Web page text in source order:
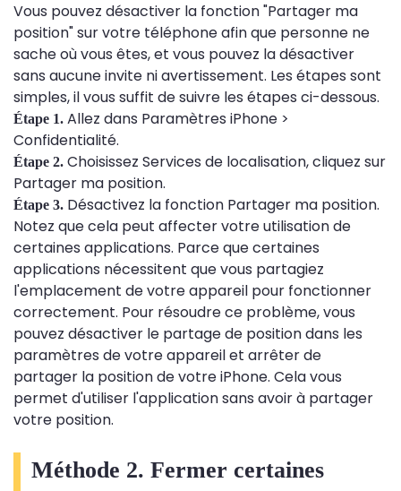
Vous pouvez désactiver la fonction "Partager ma
position" sur votre téléphone afin que personne ne
sache où vous êtes, et vous pouvez la désactiver
sans aucune invite ni avertissement. Les étapes sont
simples, il vous suffit de suivre les étapes ci-dessous.
Étape 1. Allez dans Paramètres iPhone >
Confidentialité.
Étape 2. Choisissez Services de localisation, cliquez sur
Partager ma position.
Étape 3. Désactivez la fonction Partager ma position.
Notez que cela peut affecter votre utilisation de
certaines applications. Parce que certaines
applications nécessitent que vous partagiez
l'emplacement de votre appareil pour fonctionner
correctement. Pour résoudre ce problème, vous
pouvez désactiver le partage de position dans les
paramètres de votre appareil et arrêter de
partager la position de votre iPhone. Cela vous
permet d'utiliser l'application sans avoir à partager
votre position.
Méthode 2. Fermer certaines